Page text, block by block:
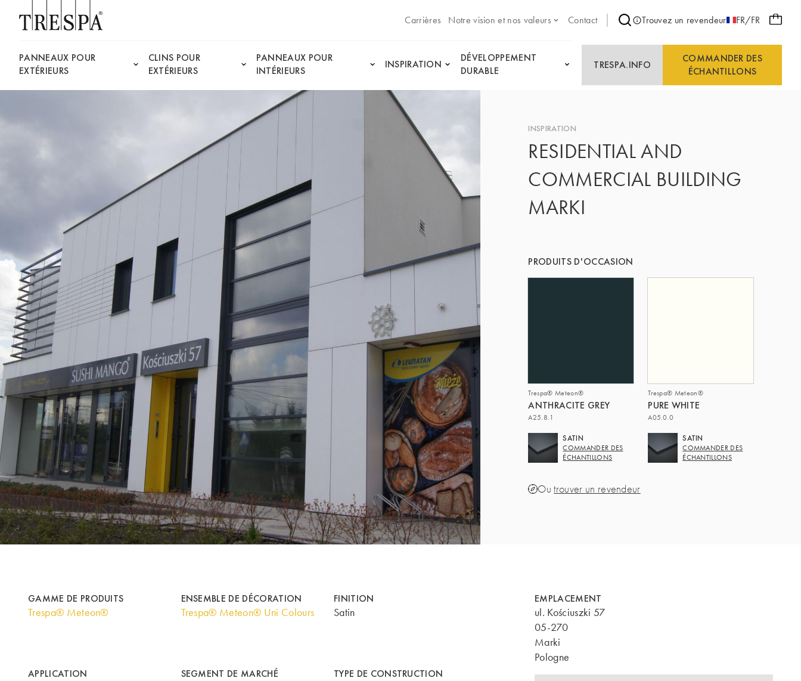
Carrières
Notre vision et nos valeurs Contact Trouvez un revendeur FR/FR
PANNEAUX POUR
EXTÉRIEURS
CLINS POUR
EXTÉRIEURS
PANNEAUX POUR
INTÉRIEURS
INSPIRATION
DÉVELOPPEMENT
DURABLE
TRESPA.INFO
COMMANDER DES
ÉCHANTILLONS
INSPIRATION
RESIDENTIAL AND
COMMERCIAL BUILDING
MARKI
PRODUITS D'OCCASION
Trespa® Meteon®
ANTHRACITE GREY
A25.8.1
SATIN
COMMANDER DES
ÉCHANTILLONS
Trespa® Meteon®
PURE WHITE
A05.0.0
SATIN
COMMANDER DES
ÉCHANTILLONS
Outrouver un revendeur
GAMME DE PRODUITS
Trespa® Meteon®
ENSEMBLE DE DÉCORATION
Trespa® Meteon® Uni Colours
FINITION
Satin
APPLICATION SEGMENT DE MARCHÉ TYPE DE CONSTRUCTION
EMPLACEMENT
ul. Kościuszki 57
05-270
Marki
Pologne